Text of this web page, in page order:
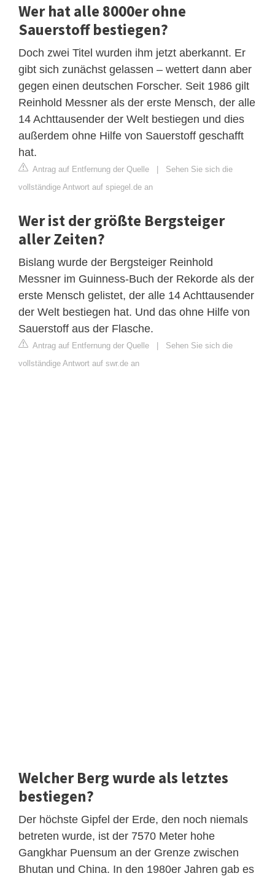
Wer hat alle 8000er ohne
Sauerstoff bestiegen?
Doch zwei Titel wurden ihm jetzt aberkannt. Er
gibt sich zunächst gelassen – wettert dann aber
gegen einen deutschen Forscher. Seit 1986 gilt
Reinhold Messner als der erste Mensch, der alle
14 Achttausender der Welt bestiegen und dies
außerdem ohne Hilfe von Sauerstoff geschafft
hat.
Antrag auf Entfernung der Quelle | Sehen Sie sich die
vollständige Antwort auf spiegel.de an
Wer ist der größte Bergsteiger
aller Zeiten?
Bislang wurde der Bergsteiger Reinhold
Messner im Guinness-Buch der Rekorde als der
erste Mensch gelistet, der alle 14 Achttausender
der Welt bestiegen hat. Und das ohne Hilfe von
Sauerstoff aus der Flasche.
Antrag auf Entfernung der Quelle | Sehen Sie sich die
vollständige Antwort auf swr.de an
Welcher Berg wurde als letztes
bestiegen?
Der höchste Gipfel der Erde, den noch niemals
betreten wurde, ist der 7570 Meter hohe
Gangkhar Puensum an der Grenze zwischen
Bhutan und China. In den 1980er Jahren gab es